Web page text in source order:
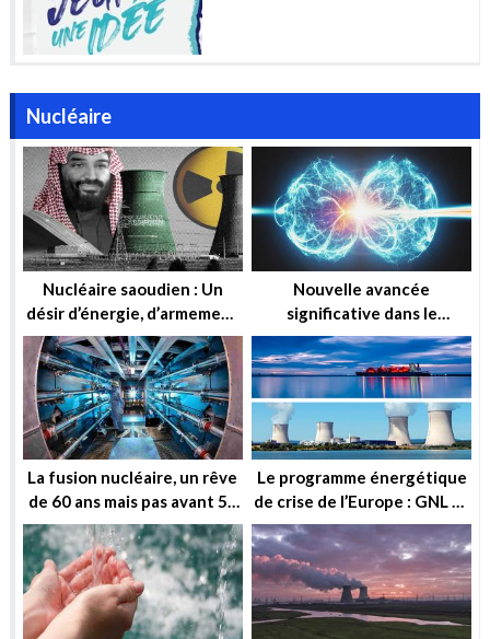
Nucléaire
Nucléaire saoudien : Un
désir d’énergie, d’armement
ou simplement d’influence ?
Nouvelle avancée
significative dans le
domaine de la fusion
nucléaire
La fusion nucléaire, un rêve
de 60 ans mais pas avant 50
ans !
Le programme énergétique
de crise de l’Europe : GNL et
Nucléaire